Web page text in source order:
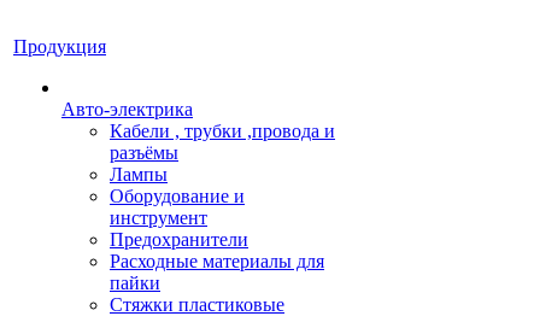
Продукция
Авто-электрика
Кабели , трубки ,провода и
разъёмы
Лампы
Оборудование и
инструмент
Предохранители
Расходные материалы для
пайки
Стяжки пластиковые